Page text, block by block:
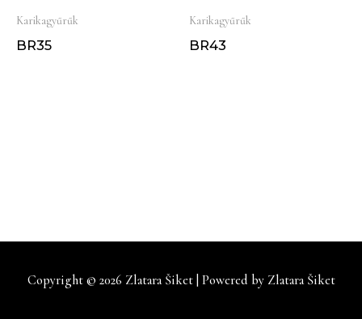
Karikagyűrűk
BR35
Karikagyűrűk
BR43
Copyright © 2026 Zlatara Šiket| Powered by Zlatara Šiket